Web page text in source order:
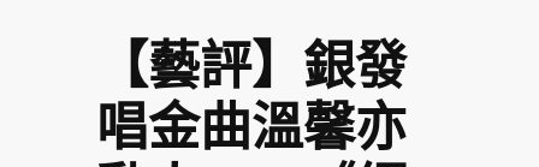
【藝評】銀發
唱金曲溫馨亦